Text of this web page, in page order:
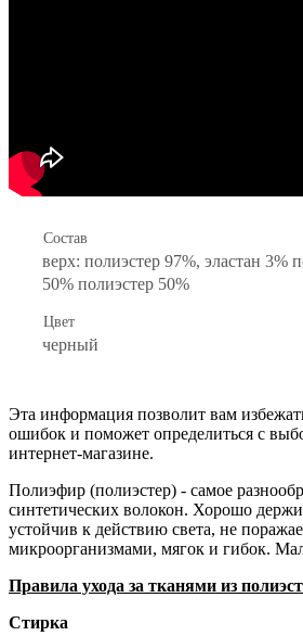
Состав
верх: полиэстер 97%, эластан 3%
50% полиэстер 50%
Цвет
черный
Эта информация позволит вам
ошибок и поможет определиться с
интернет-магазине.
Полиэфир (полиэстер) - самое
синтетических волокон. Хорошо
устойчив к действию света, не
микроорганизмами, мягок и гибок.
Правила ухода за тканями из
Стирка